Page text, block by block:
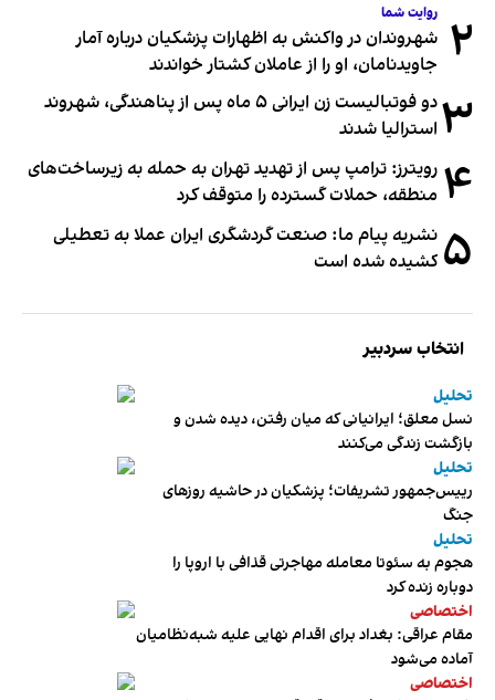
۲ روایت شما
شهروندان در واکنش به اظهارات پزشکیان درباره آمار
جاویدنامان، او را از عاملان کشتار خواندند
۳
دو فوتبالیست زن ایرانی ۵ ماه پس از پناهندگی، شهروند
استرالیا شدند
۴ رویترز: ترامپ پس از تهدید تهران به حمله به زیرساخت‌های
منطقه، حملات گسترده را متوقف کرد
۵ نشریه پیام ما: صنعت گردشگری ایران عملا به تعطیلی
کشیده شده است
انتخاب سردبیر
تحلیل
نسل معلق؛ ایرانیانی که میان رفتن، دیده شدن و
بازگشت زندگی می‌کنند
تحلیل
رییس‌جمهور تشریفات؛ پزشکیان در حاشیه روزهای
جنگ
تحلیل
هجوم به سئوتا معامله مهاجرتی قذافی با اروپا را
دوباره زنده کرد
اختصاصی
مقام عراقی: بغداد برای اقدام نهایی علیه شبه‌نظامیان
آماده می‌شود
اختصاصی